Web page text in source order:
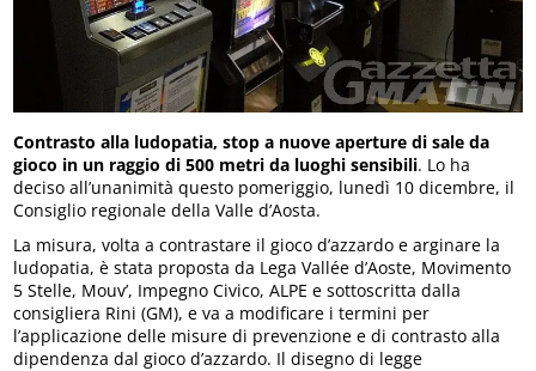
Contrasto alla ludopatia, stop a nuove aperture di sale da
gioco in un raggio di 500 metri da luoghi sensibili. Lo ha
deciso all’unanimità questo pomeriggio, lunedì 10 dicembre, il
Consiglio regionale della Valle d’Aosta.
La misura, volta a contrastare il gioco d’azzardo e arginare la
ludopatia, è stata proposta da Lega Vallée d’Aoste, Movimento
5 Stelle, Mouv’, Impegno Civico, ALPE e sottoscritta dalla
consigliera Rini (GM), e va a modificare i termini per
l’applicazione delle misure di prevenzione e di contrasto alla
dipendenza dal gioco d’azzardo. Il disegno di legge